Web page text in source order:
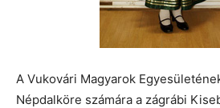
A Vukovári Magyarok
Népdalköre számára a zágrábi